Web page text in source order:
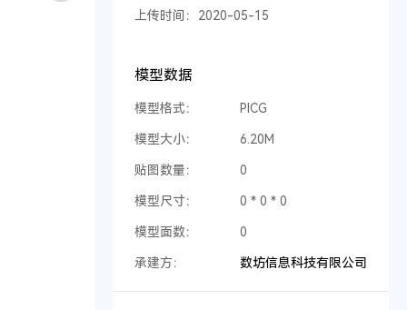
上传时间：2020-05-15
模型数据
模型格式： PICG
模型大小： 6.20M
贴图数量： 0
模型尺寸： 0 * 0 * 0
模型面数： 0
承建方： 数坊信息科技有限公司